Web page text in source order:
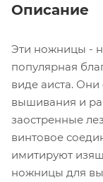
Описание
Эти ножницы -
популярная
виде аиста.
вышивания и
заостренные
винтовое
имитируют
ножницы для